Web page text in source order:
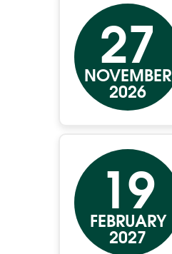
27
NOVEMBER
2026
19
FEBRUARY
2027